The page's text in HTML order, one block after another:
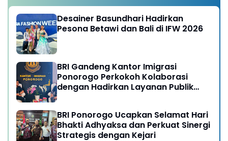
Desainer Basundhari Hadirkan
Pesona Betawi dan Bali di IFW 2026
BRI Gandeng Kantor Imigrasi
Ponorogo Perkokoh Kolaborasi
dengan Hadirkan Layanan Publik
BRI Ponorogo Ucapkan Selamat Hari
Bhakti Adhyaksa dan Perkuat Sinergi
Strategis dengan Kejari